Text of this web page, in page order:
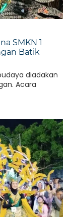
SMKN 1
Batik
diadakan
Acara